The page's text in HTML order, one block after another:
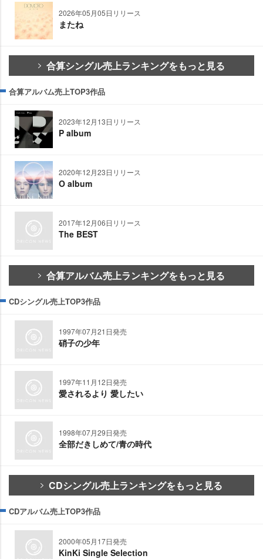
2026年05月05日リリース
またね
合算シングル売上ランキングをもっと見る
合算アルバム売上TOP3作品
2023年12月13日リリース
P album
2020年12月23日リリース
O album
2017年12月06日リリース
The BEST
合算アルバム売上ランキングをもっと見る
CDシングル売上TOP3作品
1997年07月21日発売
硝子の少年
1997年11月12日発売
愛されるより 愛したい
1998年07月29日発売
全部だきしめて/青の時代
CDシングル売上ランキングをもっと見る
CDアルバム売上TOP3作品
2000年05月17日発売
KinKi Single Selection